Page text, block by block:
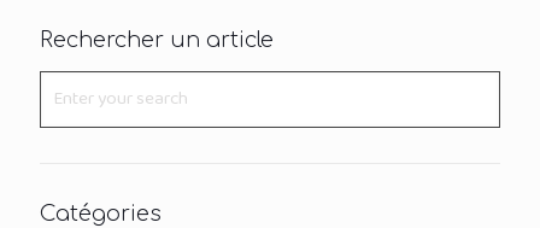
Rechercher un article
Catégories